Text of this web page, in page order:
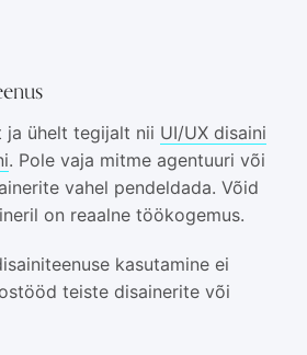
ja ühelt tegijalt nii UI/UX disaini
. Pole vaja mitme agentuuri või
vahel pendeldada. Võid
on reaalne töökogemus.
kasutamine ei
teiste disainerite või